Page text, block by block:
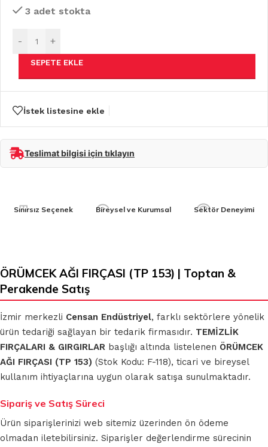
3 adet stokta
- +
SEPETE EKLE
İstek listesine ekle
Teslimat bilgisi için tıklayın
Sınırsız Seçenek Bireysel ve Kurumsal Sektör Deneyimi
ÖRÜMCEK AĞI FIRÇASI (TP 153) | Toptan &
Perakende Satış
İzmir merkezli Censan Endüstriyel, farklı sektörlere yönelik
ürün tedariği sağlayan bir tedarik firmasıdır. TEMİZLİK
FIRÇALARI & GIRGIRLAR başlığı altında listelenen ÖRÜMCEK
AĞI FIRÇASI (TP 153) (Stok Kodu: F-118), ticari ve bireysel
kullanım ihtiyaçlarına uygun olarak satışa sunulmaktadır.
Sipariş ve Satış Süreci
Ürün siparişlerinizi web sitemiz üzerinden ön ödeme
olmadan iletebilirsiniz. Siparişler değerlendirme sürecinin